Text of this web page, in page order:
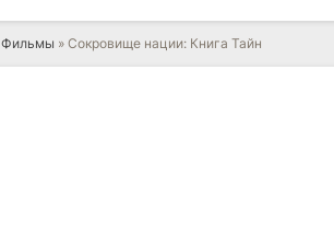
Фильмы » Сокровище нации: Книга Тайн